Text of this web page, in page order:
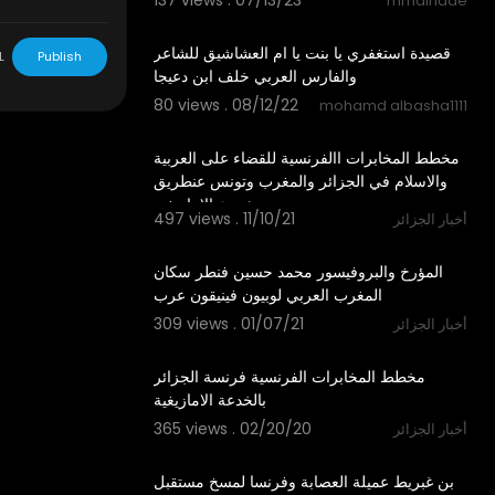
قصيدة استغفري يا بنت يا ام العشاشيق للشاعر
والفارس العربي خلف ابن دعيجا
80 views . 08/12/22
mohamd albasha1111
مخطط المخابرات االفرنسية للقضاء على العربية
والاسلام في الجزائر والمغرب وتونس عنطريق
مشروع الامازيغي
497 views . 11/10/21 أخبار الجزائر
⁣⁣المؤرخ والبروفيسور محمد حسين فنطر سكان
المغرب العربي لوبيون فينيقون عرب
309 views . 01/07/21
أخبار الجزائر
مخطط المخابرات الفرنسية فرنسة الجزائر
بالخدعة الامازيغية
365 views . 02/20/20
أخبار الجزائر
بن غبريط عميلة العصابة وفرنسا لمسخ مستقبل
Publish